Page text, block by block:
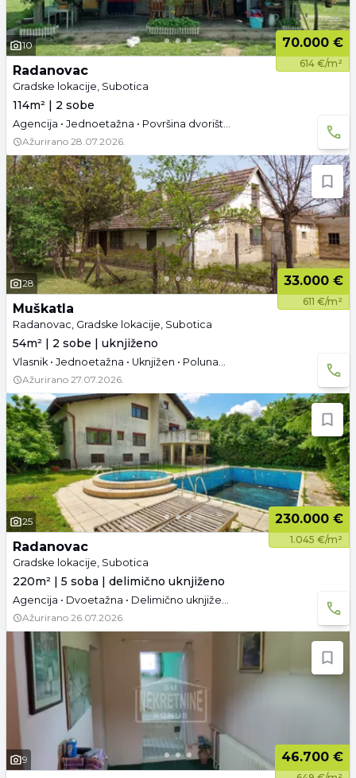
10 70.000 €
614 €/m²
Radanovac
Gradske lokacije, Subotica
114m² | 2 sobe
Agencija • Jednoetažna • Površina dvorišta: 193.08 a •
Ažurirano 28.07.2026.
28 33.000 €
611 €/m²
Muškatla
Radanovac, Gradske lokacije, Subotica
54m² | 2 sobe | uknjiženo
Vlasnik • Jednoetažna • Uknjižen • Polunamešteno • Tavan
Ažurirano 27.07.2026.
25 230.000 €
1.045 €/m²
Radanovac
Gradske lokacije, Subotica
220m² | 5 soba | delimično uknjiženo
Agencija • Dvoetažna • Delimično uknjižen • Polunamešteno • Podrum • Tavan • Garaža
Ažurirano 26.07.2026.
9 46.700 €